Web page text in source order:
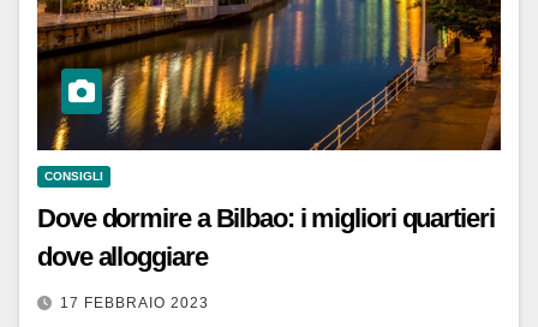
CONSIGLI
Dove dormire a Bilbao: i migliori quartieri
dove alloggiare
17 FEBBRAIO 2023